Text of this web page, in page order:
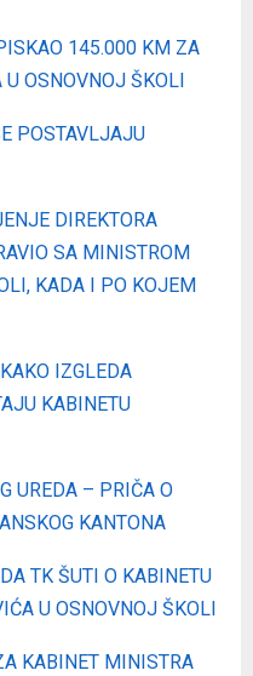
145.000 KM ZA
OSNOVNOJ ŠKOLI
POSTAVLJAJU
DIREKTORA
SA MINISTROM
KADA I PO KOJEM
IZGLEDA
KABINETU
UREDA – PRIČA O
KANTONA
TK ŠUTI O KABINETU
U OSNOVNOJ ŠKOLI
KABINET MINISTRA